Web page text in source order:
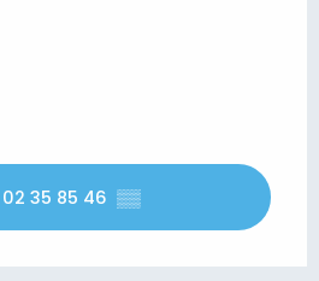
02 35 85 46 ▒▒